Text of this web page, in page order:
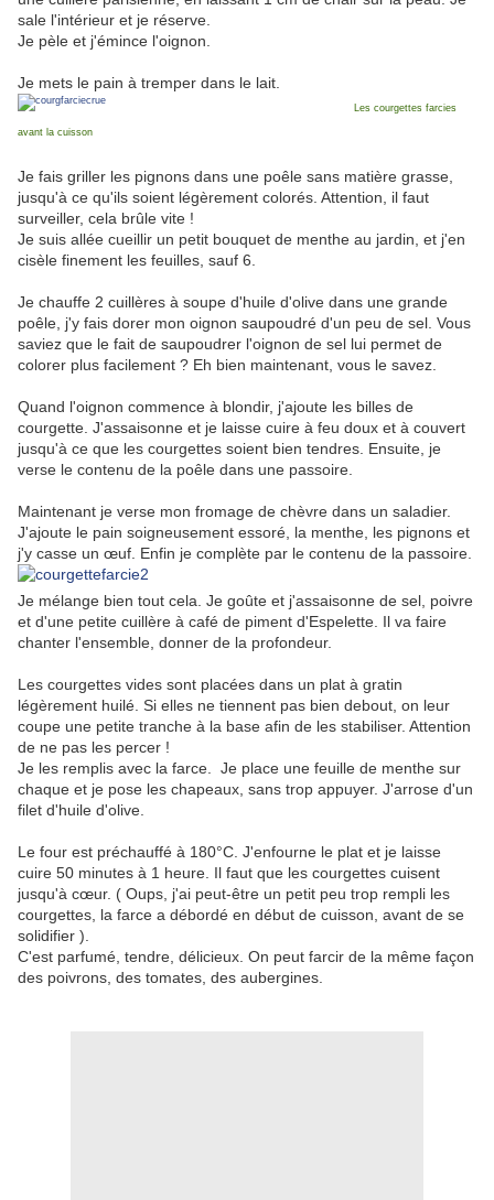
sale l'intérieur et je réserve.
Je pèle et j'émince l'oignon.
Je mets le pain à tremper dans le lait.
Les courgettes farcies
avant la cuisson
Je fais griller les pignons dans une poêle sans matière grasse,
jusqu'à ce qu'ils soient légèrement colorés. Attention, il faut
surveiller, cela brûle vite !
Je suis allée cueillir un petit bouquet de menthe au jardin, et j'en
cisèle finement les feuilles, sauf 6.
Je chauffe 2 cuillères à soupe d'huile d'olive dans une grande
poêle, j'y fais dorer mon oignon saupoudré d'un peu de sel. Vous
saviez que le fait de saupoudrer l'oignon de sel lui permet de
colorer plus facilement ? Eh bien maintenant, vous le savez.
Quand l'oignon commence à blondir, j'ajoute les billes de
courgette. J'assaisonne et je laisse cuire à feu doux et à couvert
jusqu'à ce que les courgettes soient bien tendres. Ensuite, je
verse le contenu de la poêle dans une passoire.
Maintenant je verse mon fromage de chèvre dans un saladier.
J'ajoute le pain soigneusement essoré, la menthe, les pignons et
j'y casse un œuf. Enfin je complète par le contenu de la passoire.
Je mélange bien tout cela. Je goûte et j'assaisonne de sel, poivre
et d'une petite cuillère à café de piment d'Espelette. Il va faire
chanter l'ensemble, donner de la profondeur.
Les courgettes vides sont placées dans un plat à gratin
légèrement huilé. Si elles ne tiennent pas bien debout, on leur
coupe une petite tranche à la base afin de les stabiliser. Attention
de ne pas les percer !
Je les remplis avec la farce. Je place une feuille de menthe sur
chaque et je pose les chapeaux, sans trop appuyer. J'arrose d'un
filet d'huile d'olive.
Le four est préchauffé à 180°C. J'enfourne le plat et je laisse
cuire 50 minutes à 1 heure. Il faut que les courgettes cuisent
jusqu'à cœur. ( Oups, j'ai peut-être un petit peu trop rempli les
courgettes, la farce a débordé en début de cuisson, avant de se
solidifier ).
C'est parfumé, tendre, délicieux. On peut farcir de la même façon
des poivrons, des tomates, des aubergines.